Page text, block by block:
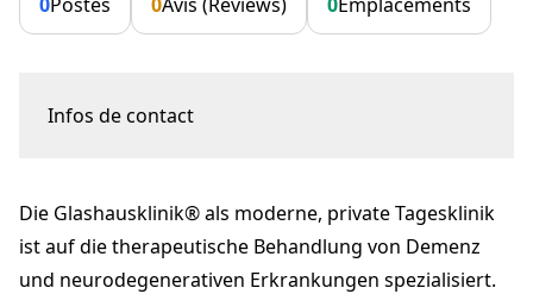
Infos de contact
info@glashausklinik.ch
+41 52 552 57 57
glashausklinik.ch
Die Glashausklinik® als moderne, private Tagesklinik
ist auf die therapeutische Behandlung von Demenz
und neurodegenerativen Erkrankungen spezialisiert.